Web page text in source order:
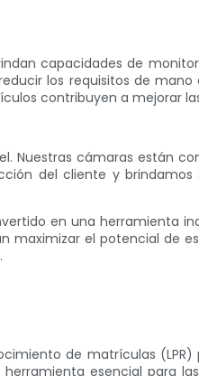
capacidades de
los requisitos de
contribuyen a mejorar
Nuestras cámaras están
del cliente y
en una herramienta
maximizar el potencial de
de matrículas (LPR)
esencial para